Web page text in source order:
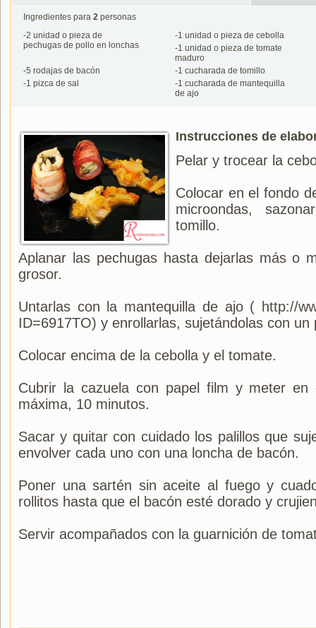
Ingredientes para 2 personas
-2 unidad o pieza de
pechugas de pollo en lonchas
-1 unidad o pieza de cebolla
-1 unidad o pieza de tomate
maduro
-5 rodajas de bacón -1 cucharada de tomillo
-1 pizca de sal -1 cucharada de mantequilla
de ajo
Instrucciones de
Pelar y trocear la
Colocar en el fondo
microondas,
tomillo.
Aplanar las pechugas hasta dejarlas más o
grosor.
Untarlas con la mantequilla de ajo ( http://
ID=6917TO) y enrollarlas, sujetándolas con un
Colocar encima de la cebolla y el tomate.
Cubrir la cazuela con papel film y meter en
máxima, 10 minutos.
Sacar y quitar con cuidado los palillos que
envolver cada uno con una loncha de bacón.
Poner una sartén sin aceite al fuego y
rollitos hasta que el bacón esté dorado y
Servir acompañados con la guarnición de